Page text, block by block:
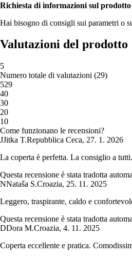
Richiesta di informazioni sul prodotto
Hai bisogno di consigli sui parametri o
Valutazioni del prodotto
5
Numero totale di valutazioni (29)
529
40
30
20
10
Come funzionano le recensioni?
JJitka T.Repubblica Ceca, 27. 1. 2026
La coperta è perfetta. La consiglio a tutti.
Questa recensione è stata tradotta
NNataša S.Croazia, 25. 11. 2025
Leggero, traspirante, caldo e
Questa recensione è stata tradotta
DDora M.Croazia, 4. 11. 2025
Coperta eccellente e pratica.